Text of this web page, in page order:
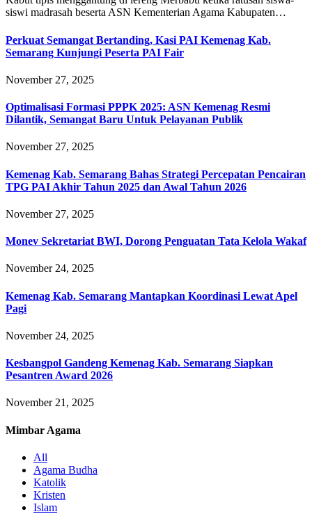
siswi madrasah beserta ASN Kementerian Agama Kabupaten…
Perkuat Semangat Bertanding, Kasi PAI Kemenag Kab.
Semarang Kunjungi Peserta PAI Fair
November 27, 2025
Optimalisasi Formasi PPPK 2025: ASN Kemenag Resmi
Dilantik, Semangat Baru Untuk Pelayanan Publik
November 27, 2025
Kemenag Kab. Semarang Bahas Strategi Percepatan Pencairan
TPG PAI Akhir Tahun 2025 dan Awal Tahun 2026
November 27, 2025
Monev Sekretariat BWI, Dorong Penguatan Tata Kelola Wakaf
November 24, 2025
Kemenag Kab. Semarang Mantapkan Koordinasi Lewat Apel
Pagi
November 24, 2025
Kesbangpol Gandeng Kemenag Kab. Semarang Siapkan
Pesantren Award 2026
November 21, 2025
Mimbar Agama
All
Agama Budha
Katolik
Kristen
Islam